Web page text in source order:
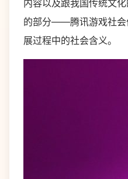
内容以及跟我国传统文
的部分——腾讯游戏社会
展过程中的社会含义。